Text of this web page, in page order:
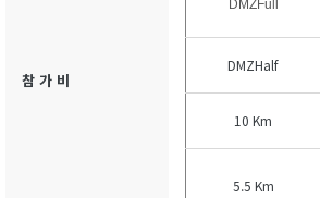
참 가 비
DMZFull
DMZHalf
10 Km
5.5 Km